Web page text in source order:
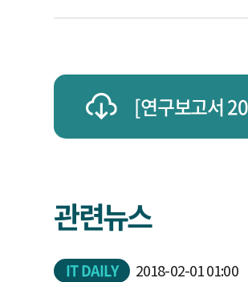
[연구보고서
관련뉴스
신문사
IT DAILY 발행일
2018-02-01 01:00